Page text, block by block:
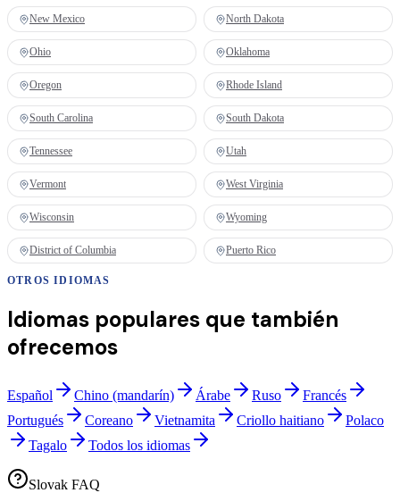
New Mexico North Dakota
Ohio Oklahoma
Oregon Rhode Island
South Carolina South Dakota
Tennessee Utah
Vermont West Virginia
Wisconsin Wyoming
District of Columbia Puerto Rico
OTROS IDIOMAS
Idiomas populares que también
ofrecemos
Español Chino (mandarín) Árabe Ruso
Francés
Portugués
Coreano Vietnamita Criollo haitiano
Polaco
Tagalo
Todos los idiomas
Slovak FAQ